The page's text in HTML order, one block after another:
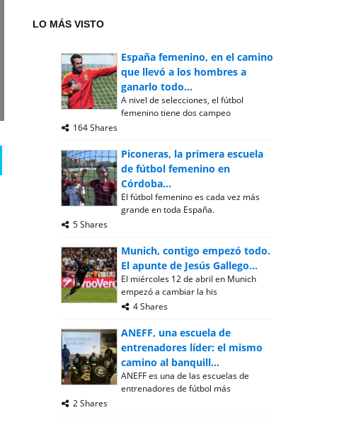
LO MÁS VISTO
España femenino, en el camino
que llevó a los hombres a
ganarlo todo...
A nivel de selecciones, el fútbol
femenino tiene dos campeo
164 Shares
Piconeras, la primera escuela
de fútbol femenino en
Córdoba...
El fútbol femenino es cada vez más
grande en toda España.
5 Shares
Munich, contigo empezó todo.
El apunte de Jesús Gallego...
El miércoles 12 de abril en Munich
empezó a cambiar la his
4 Shares
ANEFF, una escuela de
entrenadores líder: el mismo
camino al banquill...
ANEFF es una de las escuelas de
entrenadores de fútbol más
2 Shares